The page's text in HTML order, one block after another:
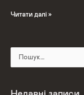
Читати далі »